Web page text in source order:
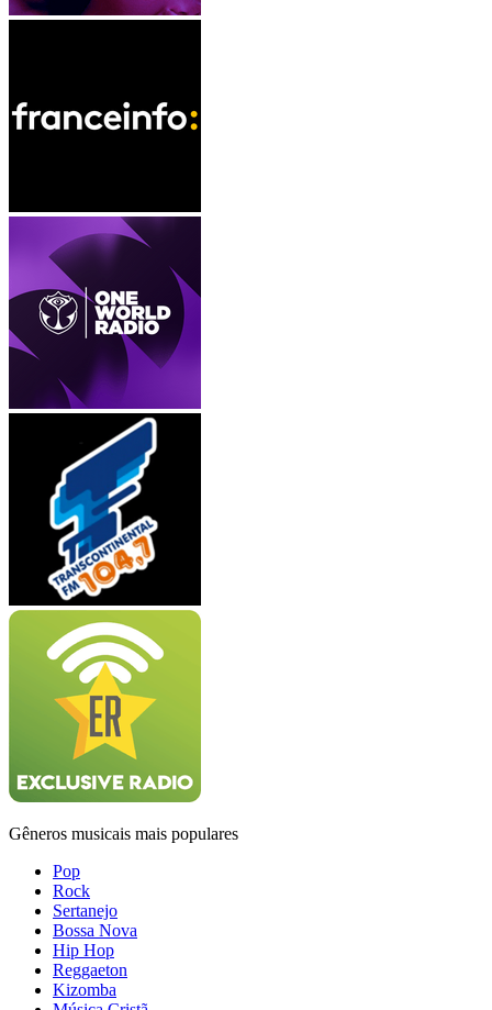
Gêneros musicais mais populares
Pop
Rock
Sertanejo
Bossa Nova
Hip Hop
Reggaeton
Kizomba